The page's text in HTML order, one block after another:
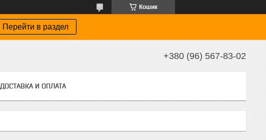
Кошик
Перейти в раздел
+380 (96) 567-83-02
ДОСТАВКА И ОПЛАТА